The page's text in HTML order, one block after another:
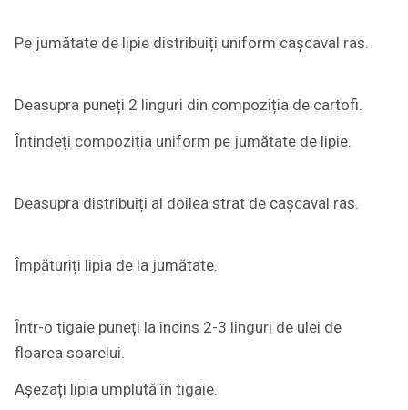
Pe jumătate de lipie distribuiți uniform cașcaval ras.
Deasupra puneți 2 linguri din compoziția de cartofi.
Întindeți compoziția uniform pe jumătate de lipie.
Deasupra distribuiți al doilea strat de cașcaval ras.
Împăturiți lipia de la jumătate.
Într-o tigaie puneți la încins 2-3 linguri de ulei de
floarea soarelui.
Așezați lipia umplută în tigaie.